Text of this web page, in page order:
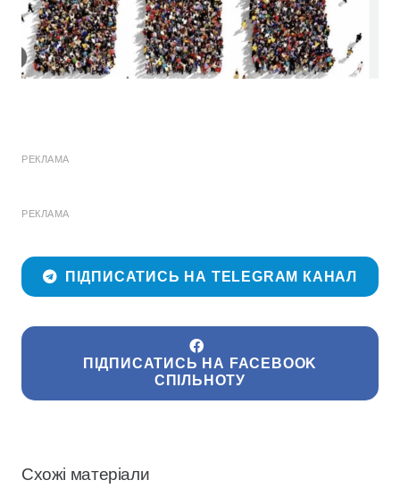
РЕКЛАМА
РЕКЛАМА
ПІДПИСАТИСЬ НА TELEGRAM КАНАЛ
ПІДПИСАТИСЬ НА FACEBOOK
СПІЛЬНОТУ
Схожі матеріали